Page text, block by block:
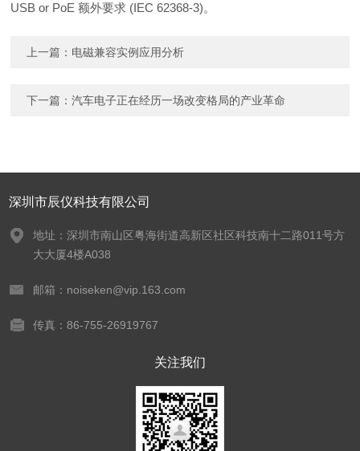
USB or PoE 额外要求 (IEC 62368-3)。
上一篇： 电磁兼容实例应用分析
下一篇：汽车电子正在经历一场改变格局的产业革命
深圳市辰仪科技有限公司
地址：深圳市南山区粤海街道高新区社区科技南十二路011号方
大大厦4楼A038
邮箱：noiseken@vip.163.com
传真：86-755-26919767
关注我们